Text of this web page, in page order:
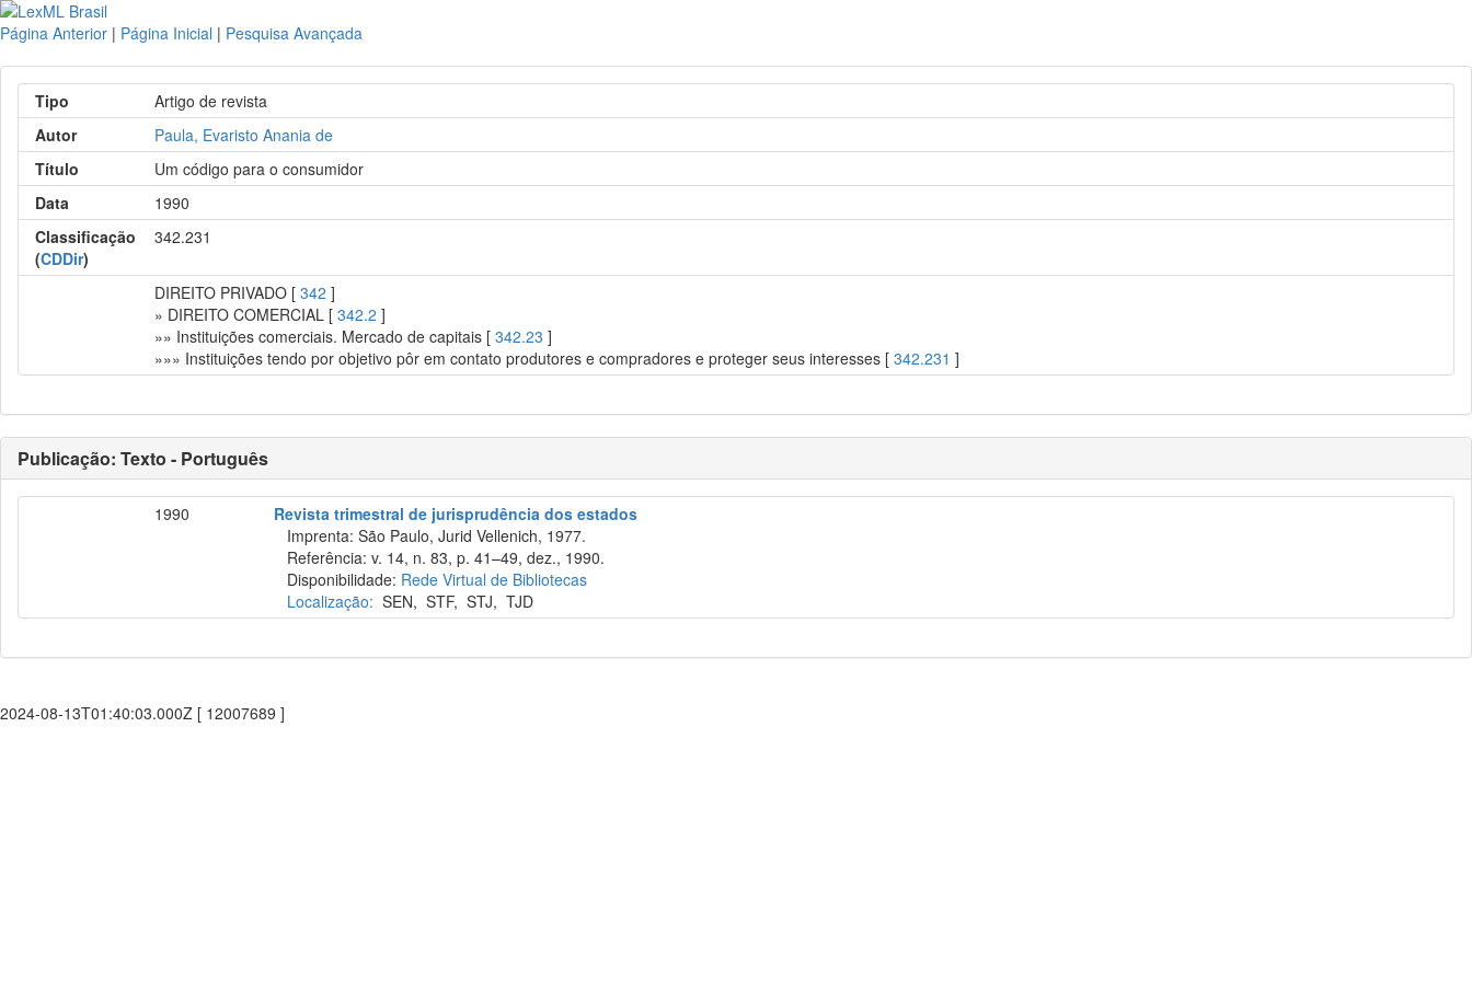
Página Anterior | Página Inicial | Pesquisa Avançada
Tipo
Artigo de revista
Autor
Paula, Evaristo Anania de
Título
Um código para o consumidor
Data
1990
Classificação
(CDDir)
342.231
DIREITO PRIVADO [342 ]
» DIREITO COMERCIAL [342.2 ]
»» Instituições comerciais. Mercado de capitais [342.23 ]
»»» Instituições tendo por objetivo pôr em contato produtores e compradores e proteger seus interesses [342.231 ]
Publicação: Texto - Português
1990
Revista trimestral de jurisprudência dos estados
Imprenta: São Paulo, Jurid Vellenich, 1977.
Referência: v. 14, n. 83, p. 41–49, dez., 1990.
Disponibilidade: Rede Virtual de Bibliotecas
Localização: SEN,STF,STJ,TJD
2024-08-13T01:40:03.000Z [ 12007689 ]